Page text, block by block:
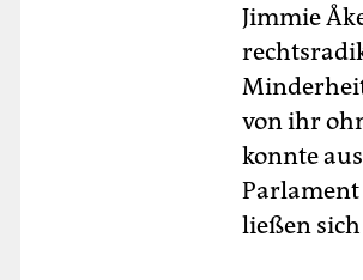
Jimmie
von ihr
konnte
ließen